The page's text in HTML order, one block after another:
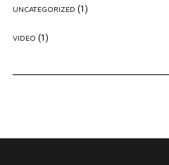
UNCATEGORIZED (1)
VIDEO (1)